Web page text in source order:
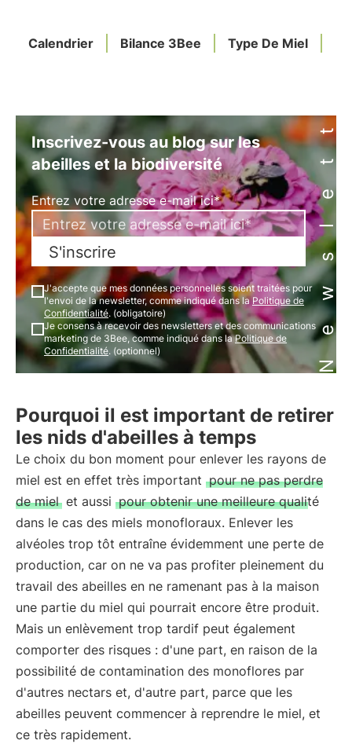
Calendrier Bilance 3Bee Type De Miel Newsletter
Inscrivez-vous au blog sur les
abeilles et la biodiversité
Entrez votre adresse e-mail ici*
S'inscrire
J'accepte que mes données personnelles soient traitées pour
l'envoi de la newsletter, comme indiqué dans laPolitique de
Confidentialité. (obligatoire)
Je consens à recevoir des newsletters et des communications
marketing de 3Bee, comme indiqué dans laPolitique de
Confidentialité. (optionnel)
Pourquoi il est important de retirer
les nids d'abeilles à temps
Le choix du bon moment pour enlever les rayons de
miel est en effet très important pour ne pas perdre
de miel et aussi pour obtenir une meilleure qualité
dans le cas des miels monofloraux. Enlever les
alvéoles trop tôt entraîne évidemment une perte de
production, car on ne va pas profiter pleinement du
travail des abeilles en ne ramenant pas à la maison
une partie du miel qui pourrait encore être produit.
Mais un enlèvement trop tardif peut également
comporter des risques : d'une part, en raison de la
possibilité de contamination des monoflores par
d'autres nectars et, d'autre part, parce que les
abeilles peuvent commencer à reprendre le miel, et
ce très rapidement.